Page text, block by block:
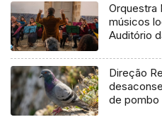
Orquestra
músicos
Auditório
Direção
de pombo